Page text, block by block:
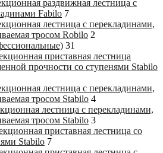
раздвижная лестница с
Fabilo 7
лестница с перекладинами,
тросом Robilo 2
31
приставная лестница
прочности со ступенями Stabilo
лестница с перекладинами,
тросом Stabilo 4
лестница с перекладинами,
тросом Stabilo 3
приставная лестница со
Stabilo 7